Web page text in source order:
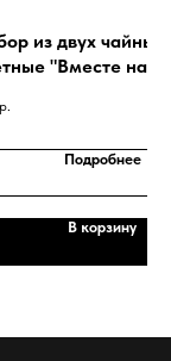
из двух чайных
"Вместе
р.
Подробнее
В корзину